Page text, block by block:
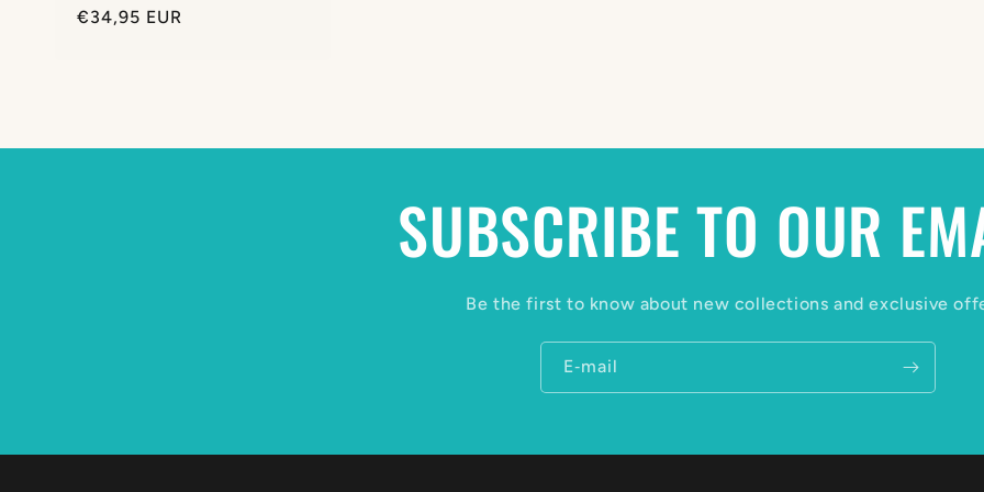
Normale
€34,95 EUR
SUBSCRIBE TO OUR
Be the first to know about new collections and exclusive
E‑mail